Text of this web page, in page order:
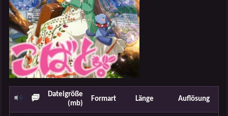
Dateigröße
(mb)
Formart Länge Auflösung